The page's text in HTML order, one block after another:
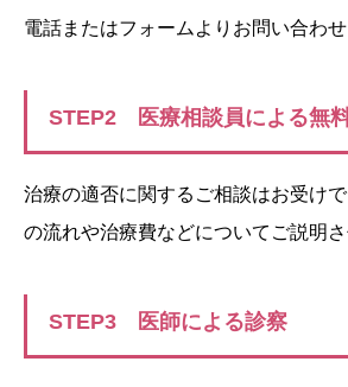
電話またはフォームよりお問い合わ
STEP2 医療相談員による無
治療の適否に関するご相談はお受け
の流れや治療費などについてご説明
STEP3 医師による診察